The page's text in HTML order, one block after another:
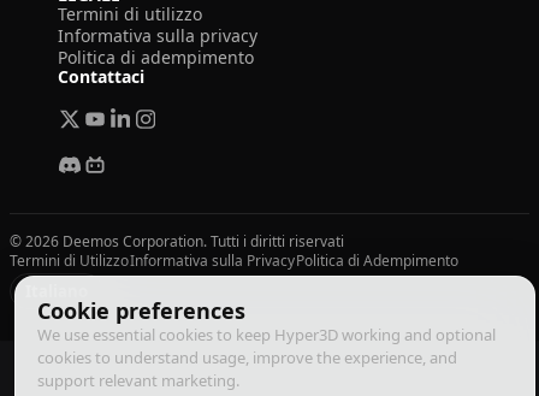
Cookie preferences
We use essential cookies to keep Hyper3D working and optional
cookies to understand usage, improve the experience, and
support relevant marketing.
Termini di utilizzo
Informativa sulla privacy
Politica di adempimento
Contattaci
© 2026 Deemos Corporation. Tutti i diritti riservati
Termini di UtilizzoInformativa sulla PrivacyPolitica di Adempimento